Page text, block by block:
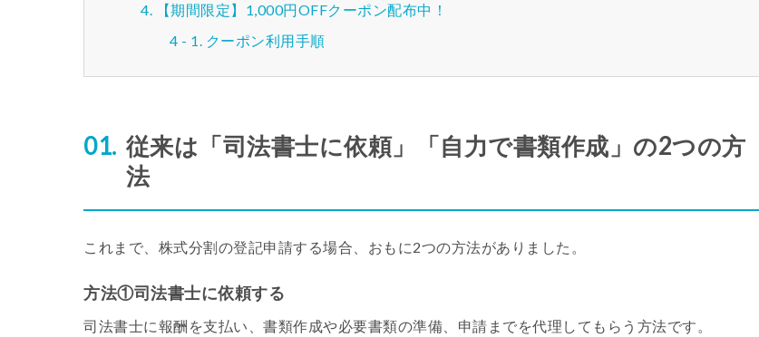
【期間限定】1,000円OFFクーポン配布中！
クーポン利用手順
従来は「司法書士に依頼」「自力で書類作成」の2つの方
法
これまで、株式分割の登記申請する場合、おもに2つの方法がありました。
方法①司法書士に依頼する
司法書士に報酬を支払い、書類作成や必要書類の準備、申請までを代理してもらう方法です。